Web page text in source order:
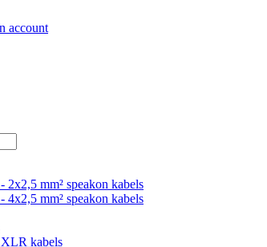
account
2x2,5 mm² speakon kabels
4x2,5 mm² speakon kabels
kabels